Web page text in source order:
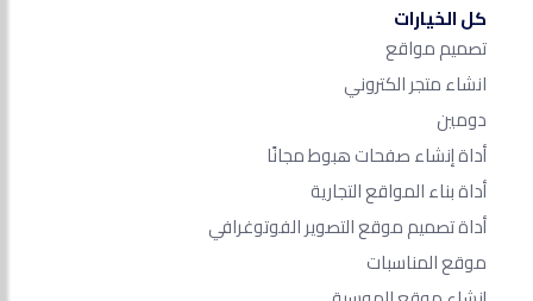
كل الخيارات
تصميم مواقع
انشاء متجر الكتروني
دومين
أداة إنشاء صفحات هبوط مجانًا
أداة بناء المواقع التجارية
أداة تصميم موقع التصوير الفوتوغرافي
موقع المناسبات